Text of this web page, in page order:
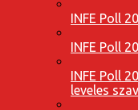
INFE Poll
INFE Poll
INFE Poll
leveles